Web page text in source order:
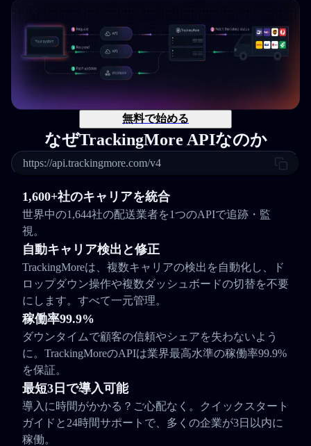
無料で始める
なぜTrackingMore APIなのか
https://api.trackingmore.com/v4
1,600+社のキャリアを統合
世界中の1,644社の配送業者を1つのAPIで追跡・監
視。
自動キャリア検出と修正
TrackingMoreは、複数キャリアの検出を自動化し、ド
ロップダウン操作や複数ダッシュボードの切替を不要
にします。すべて一元管理。
稼働率99.9%
ダウンタイムで顧客の信頼やシェアを失わないよう
に。TrackingMoreのAPIは業界最高水準の稼働率99.9%
を保証。
最短3日で導入可能
導入に時間がかかる？ご心配なく。クイックスタート
ガイドと24時間サポートで、多くの企業が3日以内に
稼働。